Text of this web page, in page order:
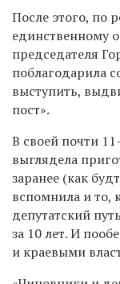
После этого, по
единственному
председателя
поблагодарила
выступить,
пост».
В своей почти
выглядела
заранее (как
вспомнила и то,
депутатский
за 10 лет. И
и краевыми